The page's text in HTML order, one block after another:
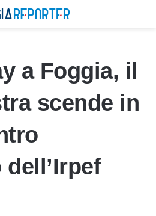
a Foggia, il
scende in
dell’Irpef